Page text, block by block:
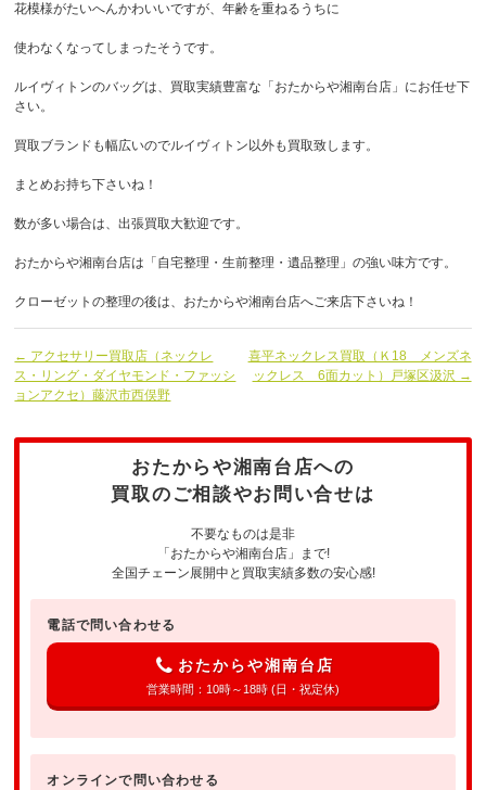
花模様がたいへんかわいいですが、年齢を重ねるうちに
使わなくなってしまったそうです。
ルイヴィトンのバッグは、買取実績豊富な「おたからや湘南台店」にお任せ下
さい。
買取ブランドも幅広いのでルイヴィトン以外も買取致します。
まとめお持ち下さいね！
数が多い場合は、出張買取大歓迎です。
おたからや湘南台店は「自宅整理・生前整理・遺品整理」の強い味方です。
クローゼットの整理の後は、おたからや湘南台店へご来店下さいね！
← アクセサリー買取店（ネックレ
ス・リング・ダイヤモンド・ファッシ
ョンアクセ）藤沢市西俣野
喜平ネックレス買取（Ｋ18 メンズネ
ックレス 6面カット）戸塚区汲沢 →
おたからや湘南台店への
買取のご相談やお問い合せは
不要なものは是非
「おたからや湘南台店」まで!
全国チェーン展開中と買取実績多数の安心感!
電話で問い合わせる
おたからや湘南台店
営業時間：10時～18時 (日・祝定休)
オンラインで問い合わせる